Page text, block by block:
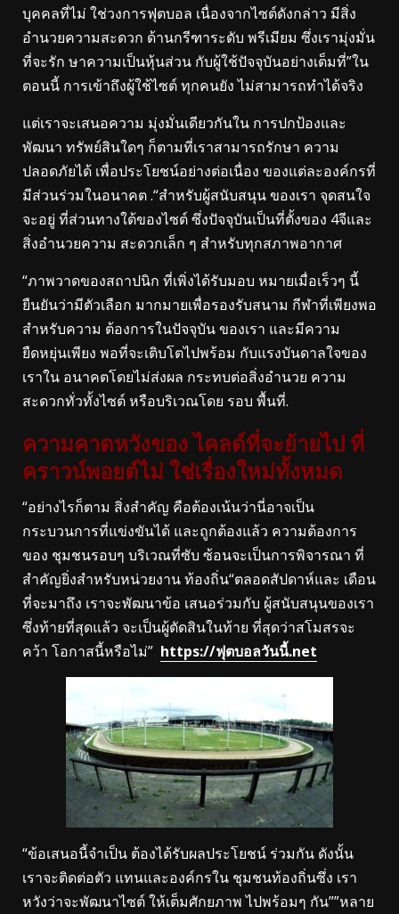
บุคคลที่ไม่ ใช่วงการฟุตบอล เนื่องจากไซต์ดังกล่าว มีสิ่ง
อำนวยความสะดวก ด้านกรีฑาระดับ พรีเมียม ซึ่งเรามุ่งมั่น
ที่จะรัก ษาความเป็นหุ้นส่วน กับผู้ใช้ปัจจุบันอย่างเต็มที่”ใน
ตอนนี้ การเข้าถึงผู้ใช้ไซต์ ทุกคนยัง ไม่สามารถทำได้จริง
แต่เราจะเสนอความ มุ่งมั่นเดียวกันใน การปกป้องและ
พัฒนา ทรัพย์สินใดๆ ก็ตามที่เราสามารถรักษา ความ
ปลอดภัยได้ เพื่อประโยชน์อย่างต่อเนื่อง ของแต่ละองค์กรที่
มีส่วนร่วมในอนาคต .“สำหรับผู้สนับสนุน ของเรา จุดสนใจ
จะอยู่ ที่ส่วนทางใต้ของไซต์ ซึ่งปัจจุบันเป็นที่ตั้งของ 4จีและ
สิ่งอำนวยความ สะดวกเล็ก ๆ สำหรับทุกสภาพอากาศ
“ภาพวาดของสถาปนิก ที่เพิ่งได้รับมอบ หมายเมื่อเร็วๆ นี้
ยืนยันว่ามีตัวเลือก มากมายเพื่อรองรับสนาม กีฬาที่เพียงพอ
สำหรับความ ต้องการในปัจจุบัน ของเรา และมีความ
ยืดหยุ่นเพียง พอที่จะเติบโตไปพร้อม กับแรงบันดาลใจของ
เราใน อนาคตโดยไม่ส่งผล กระทบต่อสิ่งอำนวย ความ
สะดวกทั่วทั้งไซต์ หรือบริเวณโดย รอบ พื้นที่.
ความคาดหวังของ ไคลด์ที่จะย้ายไป ที่
คราวน์พอยต์ไม่ ใช่เรื่องใหม่ทั้งหมด
“อย่างไรก็ตาม สิ่งสำคัญ คือต้องเน้นว่านี่อาจเป็น
กระบวนการที่แข่งขันได้ และถูกต้องแล้ว ความต้องการ
ของ ชุมชนรอบๆ บริเวณที่ซับ ซ้อนจะเป็นการพิจารณา ที่
สำคัญยิ่งสำหรับหน่วยงาน ท้องถิ่น“ตลอดสัปดาห์และ เดือน
ที่จะมาถึง เราจะพัฒนาข้อ เสนอร่วมกับ ผู้สนับสนุนของเรา
ซึ่งท้ายที่สุดแล้ว จะเป็นผู้ตัดสินในท้าย ที่สุดว่าสโมสรจะ
คว้า โอกาสนี้หรือไม่” https://ฟุตบอลวันนี้.net
“ข้อเสนอนี้จำเป็น ต้องได้รับผลประโยชน์ ร่วมกัน ดังนั้น
เราจะติดต่อตัว แทนและองค์กรใน ชุมชนท้องถิ่นซึ่ง เรา
หวังว่าจะพัฒนาไซต์ ให้เต็มศักยภาพ ไปพร้อมๆ กัน””หลาย